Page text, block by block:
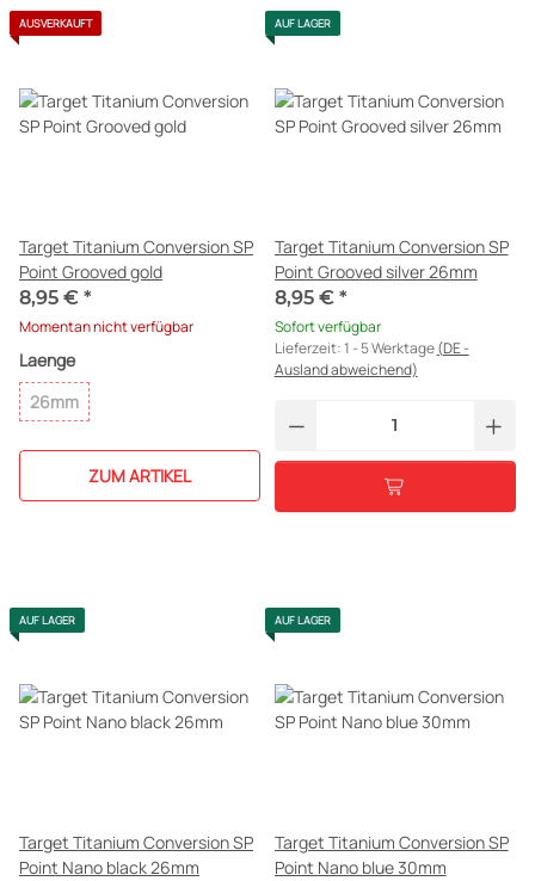
AUSVERKAUFT
Target Titanium Conversion SP
Point Grooved gold
8,95 € *
Momentan nicht verfügbar
Laenge
26mm
ZUM ARTIKEL
AUF LAGER
Target Titanium Conversion SP
Point Grooved silver 26mm
8,95 € *
Sofort verfügbar
Lieferzeit:1 - 5 Werktage(DE -
Ausland abweichend)
AUF LAGER
Target Titanium Conversion SP
Point Nano black 26mm
AUF LAGER
Target Titanium Conversion SP
Point Nano blue 30mm